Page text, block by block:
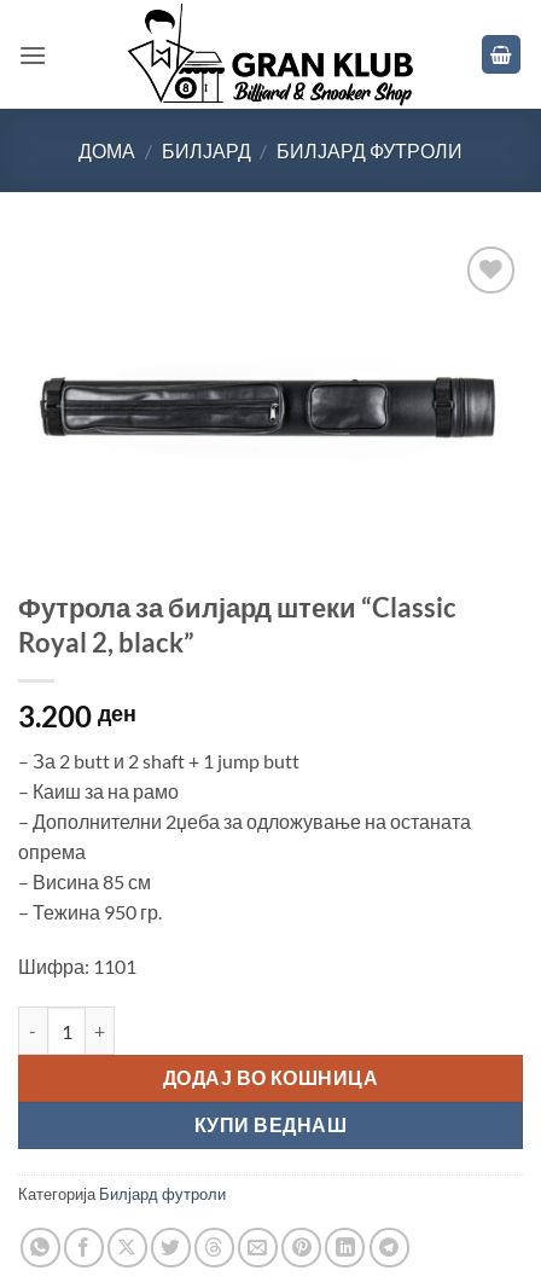
ДОМА / БИЛЈАРД / БИЛЈАРД ФУТРОЛИ
Футрола за билјард штеки “Classic
Royal 2, black”
3.200 ден
– За 2 butt и 2 shaft + 1 jump butt
– Каиш за на рамо
– Дополнителни 2џеба за одложување на останата
опрема
– Висина 85 см
– Тежина 950 гр.
Шифра: 1101
ДОДАЈ ВО КОШНИЦА
КУПИ ВЕДНАШ
Категорија Билјард футроли